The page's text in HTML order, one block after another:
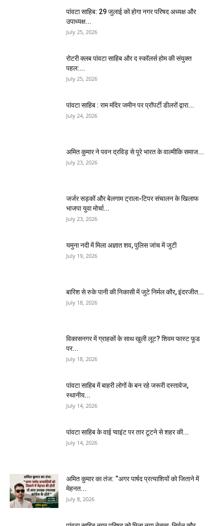
पांवटा साहिब: 29 जुलाई को होगा नगर परिषद अध्यक्ष और
उपाध्यक्ष...
July 25, 2026
​रोटरी क्लब पांवटा साहिब और द स्कॉलर्स होम की संयुक्त
पहल:...
July 25, 2026
पांवटा साहिब : राम मंदिर जमीन पर प्रॉपर्टी डीलरों द्वारा...
July 24, 2026
अमित कुमार ने पवन द्रविड़ से पूरे भारत के वाल्मीकि समाज...
July 23, 2026
जर्जर सड़कों और बेलगाम ट्राला-टिपर संचालन के खिलाफ
भाजपा युवा मोर्चा...
July 23, 2026
यमुना नदी में मिला अज्ञात शव, पुलिस जांच में जुटी
July 19, 2026
बारिश से रुके पानी की निकासी में जुटे निर्मल कौर, इंदरजीत...
July 18, 2026
विकासनगर में ग्राहकों के साथ खुली लूट? शिवम फास्ट फूड
पर...
July 18, 2026
पांवटा साहिब में बाहरी लोगों के बन रहे जरूरी दस्तावेज,
स्थानीय...
July 14, 2026
पांवटा साहिब के वाई प्वाइंट पर तार टूटने से शहर की...
July 14, 2026
अमित कुमार का तंज: “अगर पार्षद प्रत्याशियों को जिताने में
मेहनत...
July 8, 2026